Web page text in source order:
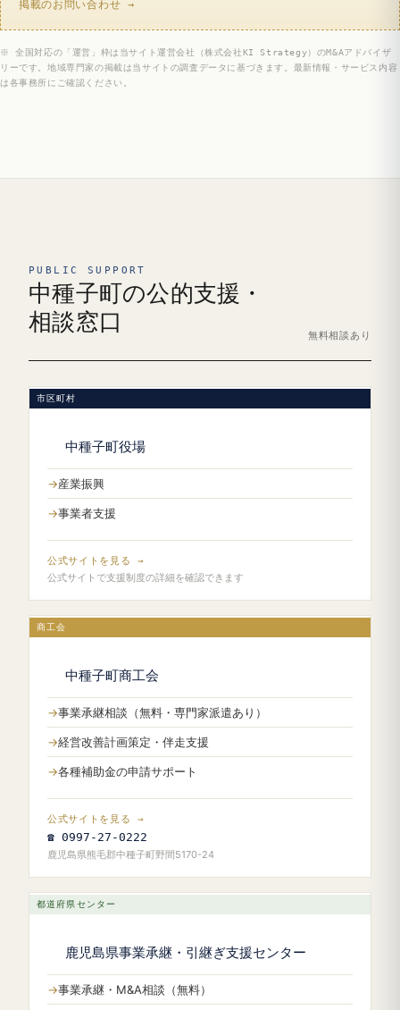
掲載のお問い合わせ →
※ 全国対応の「運営」枠は当サイト運営会社（株式会社KI Strategy）のM&Aアドバイザ
リーです。地域専門家の掲載は当サイトの調査データに基づきます。最新情報・サービス内容
は各事務所にご確認ください。
PUBLIC SUPPORT
中種子町の公的支援・
相談窓口
無料相談あり
市区町村
中種子町役場
産業振興
事業者支援
公式サイトを見る →
公式サイトで支援制度の詳細を確認できます
商工会
中種子町商工会
事業承継相談（無料・専門家派遣あり）
経営改善計画策定・伴走支援
各種補助金の申請サポート
公式サイトを見る →
☎ 0997-27-0222
鹿児島県熊毛郡中種子町野間5170-24
都道府県センター
鹿児島県事業承継・引継ぎ支援センター
事業承継・M&A相談（無料）